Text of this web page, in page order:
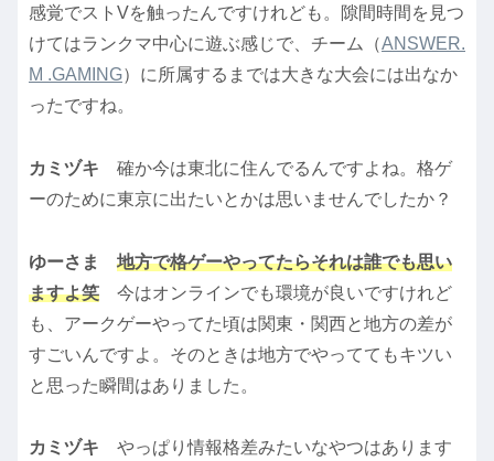
感覚でストVを触ったんですけれども。隙間時間を見つ
けてはランクマ中心に遊ぶ感じで、チーム（ANSWER.
M .GAMING）に所属するまでは大きな大会には出なか
ったですね。
カミヅキ 確か今は東北に住んでるんですよね。格ゲ
ーのために東京に出たいとかは思いませんでしたか？
ゆーさま 地方で格ゲーやってたらそれは誰でも思い
ますよ笑 今はオンラインでも環境が良いですけれど
も、アークゲーやってた頃は関東・関西と地方の差が
すごいんですよ。そのときは地方でやっててもキツい
と思った瞬間はありました。
カミヅキ やっぱり情報格差みたいなやつはあります